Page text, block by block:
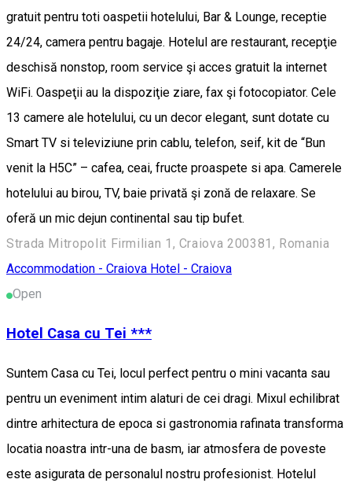
gratuit pentru toti oaspetii hotelului, Bar & Lounge, receptie
24/24, camera pentru bagaje. Hotelul are restaurant, recepţie
deschisă nonstop, room service şi acces gratuit la internet
WiFi. Oaspeţii au la dispoziţie ziare, fax şi fotocopiator. Cele
13 camere ale hotelului, cu un decor elegant, sunt dotate cu
Smart TV si televiziune prin cablu, telefon, seif, kit de “Bun
venit la H5C” – cafea, ceai, fructe proaspete si apa. Camerele
hotelului au birou, TV, baie privată şi zonă de relaxare. Se
oferă un mic dejun continental sau tip bufet.
Strada Mitropolit Firmilian 1, Craiova 200381, Romania
Accommodation - Craiova Hotel - Craiova
Open
Hotel Casa cu Tei ***
Suntem Casa cu Tei, locul perfect pentru o mini vacanta sau
pentru un eveniment intim alaturi de cei dragi. Mixul echilibrat
dintre arhitectura de epoca si gastronomia rafinata transforma
locatia noastra intr-una de basm, iar atmosfera de poveste
este asigurata de personalul nostru profesionist. Hotelul